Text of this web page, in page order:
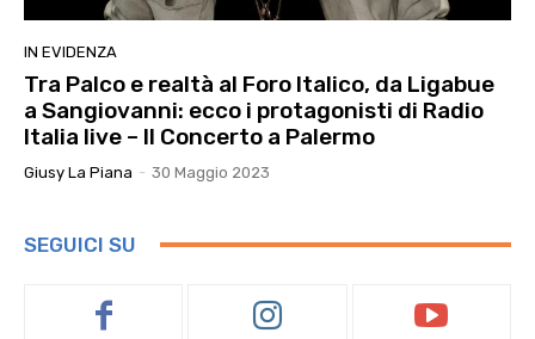
IN EVIDENZA
Tra Palco e realtà al Foro Italico, da Ligabue
a Sangiovanni: ecco i protagonisti di Radio
Italia live – Il Concerto a Palermo
Giusy La Piana - 30 Maggio 2023
SEGUICI SU